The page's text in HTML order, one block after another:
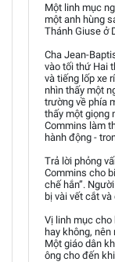
Một linh mục
một anh hùng
Thánh Giuse ở
Cha Jean-
vào tối thứ Hai
và tiếng lốp xe
nhìn thấy một
trường về phía
thấy một giọng
Commins làm
hành động -
Trả lời phỏng
Commins cho
chế hắn”.
bị vài vết cắt
Vị linh mục cho
hay không, nên
Một giáo dân
ông cho đến